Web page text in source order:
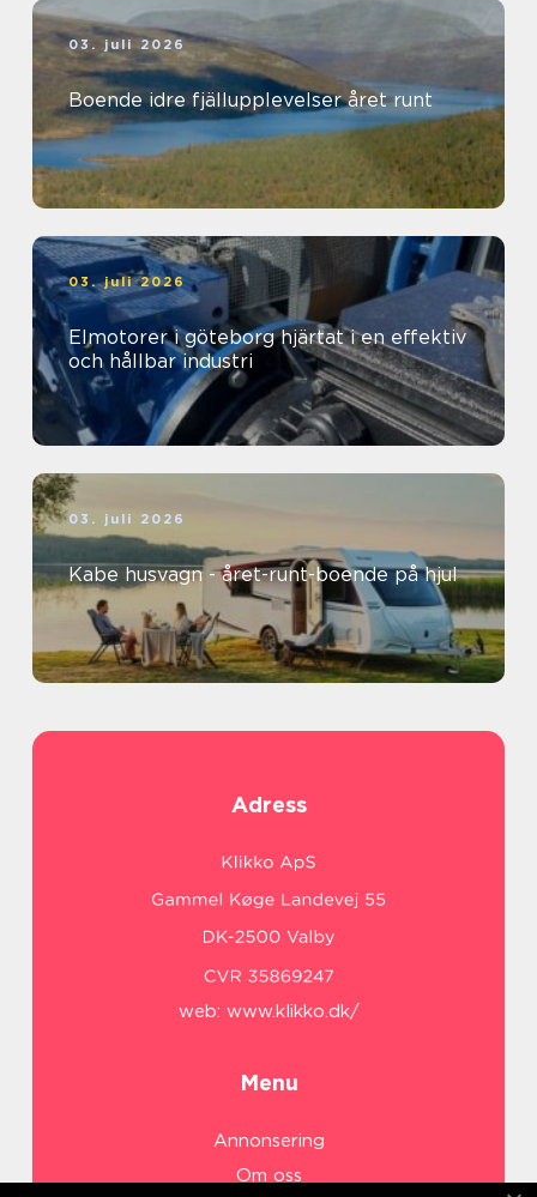
03. juli 2026
Boende idre fjällupplevelser året runt
03. juli 2026
Elmotorer i göteborg hjärtat i en effektiv
och hållbar industri
03. juli 2026
Kabe husvagn - året-runt-boende på hjul
Adress
web: www.klikko.dk/
Menu
Annonsering
Om oss